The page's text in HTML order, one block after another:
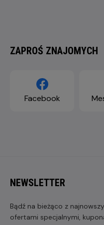
ZAPROŚ ZNAJOMYCH
Facebook
NEWSLETTER
Bądź na bieżąco z
ofertami specjalnymi,